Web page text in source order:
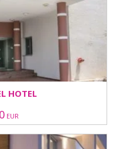
HOTEL
EUR